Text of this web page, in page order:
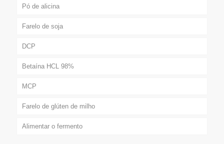
Pó de alicina
Farelo de soja
DCP
Betaína HCL 98%
MCP
Farelo de glúten de milho
Alimentar o fermento